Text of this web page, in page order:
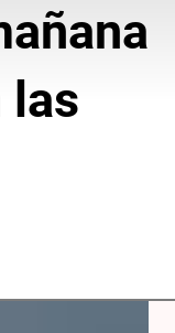
las